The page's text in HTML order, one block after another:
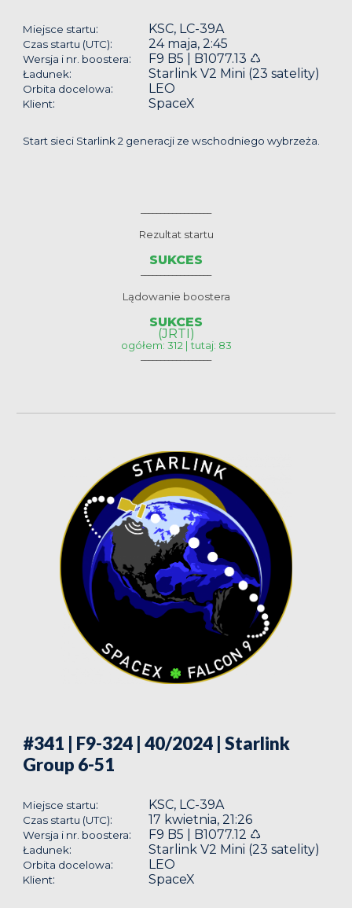
Miejsce startu: KSC, LC-39A
Czas startu (UTC): 24 maja, 2:45
Wersja i nr. boostera: F9 B5 | B1077.13 ♺
Ładunek: Starlink V2 Mini (23 satelity)
Orbita docelowa: LEO
Klient: SpaceX
Start sieci Starlink 2 generacji ze wschodniego wybrzeża.
Rezultat startu
SUKCES
Lądowanie boostera
SUKCES
(JRTI)
ogółem: 312 | tutaj: 83
#341 | F9-324 | 40/2024 | Starlink
Group 6-51
Miejsce startu: KSC, LC-39A
Czas startu (UTC): 17 kwietnia, 21:26
Wersja i nr. boostera: F9 B5 | B1077.12 ♺
Ładunek: Starlink V2 Mini (23 satelity)
Orbita docelowa: LEO
Klient: SpaceX